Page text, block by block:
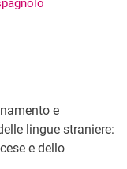
e
lingue straniere:
e dello